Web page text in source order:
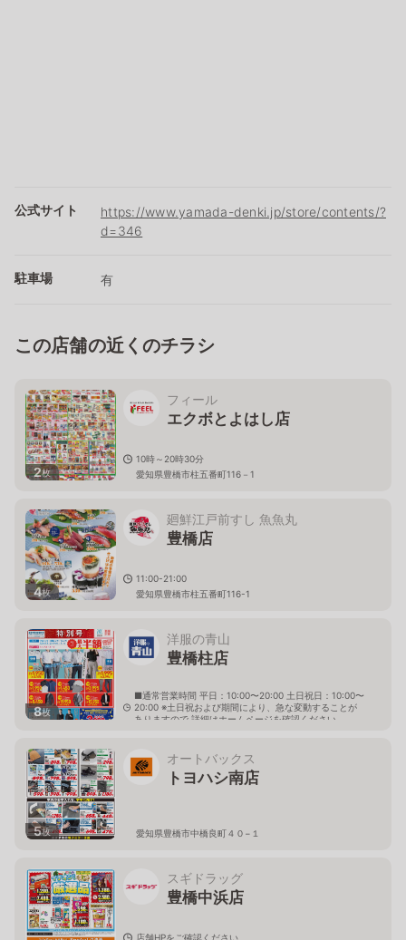
公式サイト
https://www.yamada-denki.jp/store/contents/?
d=346
駐車場 有
この店舗の近くのチラシ
2枚
フィール
エクボとよはし店
10時～20時30分
愛知県豊橋市柱五番町116－1
4枚
廻鮮江戸前すし 魚魚丸
豊橋店
11:00-21:00
愛知県豊橋市柱五番町116-1
8枚
洋服の青山
豊橋柱店
■通常営業時間 平日：10:00〜20:00 土日祝日：10:00〜
20:00 ※土日祝および期間により、急な変動することが
ありますので 詳細はホームページを確認ください
5枚
オートバックス
トヨハシ南店
愛知県豊橋市中橋良町４０−１
スギドラッグ
豊橋中浜店
店舗HPをご確認ください